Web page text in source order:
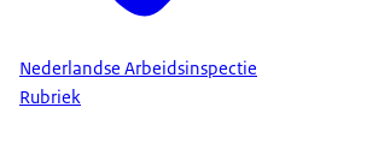
Nederlandse Arbeidsinspectie
Rubriek